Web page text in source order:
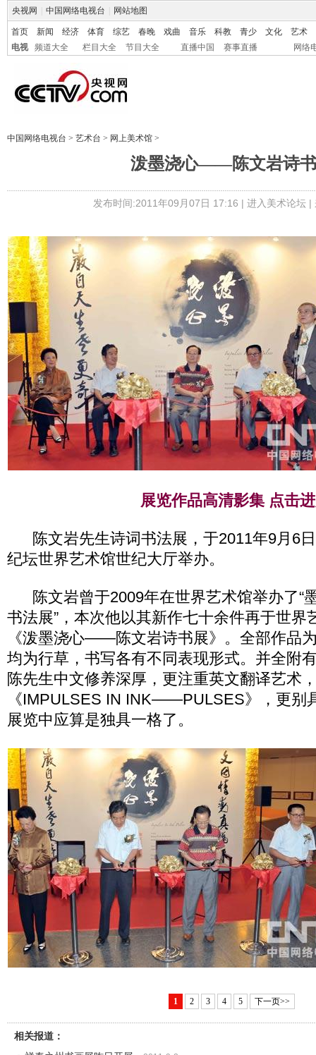
央视网 中国网络电视台 网站地图
首页 新闻 经济 体育 综艺 春晚 戏曲 音乐 科教 青少 文化
艺术
电视
频道大全 栏目大全 节目大全 直播中国 赛事直播 网络
中国网络电视台 > 艺术台 > 网上美术馆 >
泼墨浇心——陈文岩诗
发布时间:2011年09月07日 17:16 | 进入美术论坛|
展览作品高清影集 点击
陈文岩先生诗词书法展，于2011年9月6
纪坛世界艺术馆世纪大厅举办。
陈文岩曾于2009年在世界艺术馆举办了“
书法展”，本次他以其新作七十余件再于世界
《泼墨浇心——陈文岩诗书展》。全部作品
均为行草，书写各有不同表现形式。并全附
陈先生中文修养深厚，更注重英文翻译艺术
《IMPULSES IN INK——PULSES》，更别
展览中应算是独具一格了。
1 2 3 4 5 下一页>>
相关报道：